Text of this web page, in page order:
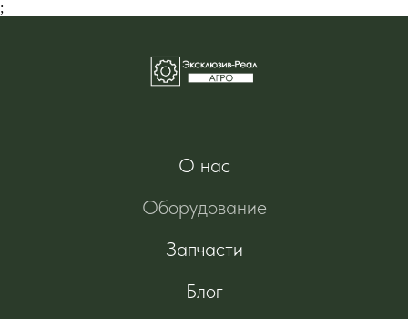
;
О нас
Оборудование
Запчасти
Блог